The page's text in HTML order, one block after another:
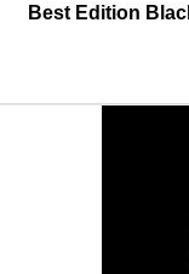
Best Edition